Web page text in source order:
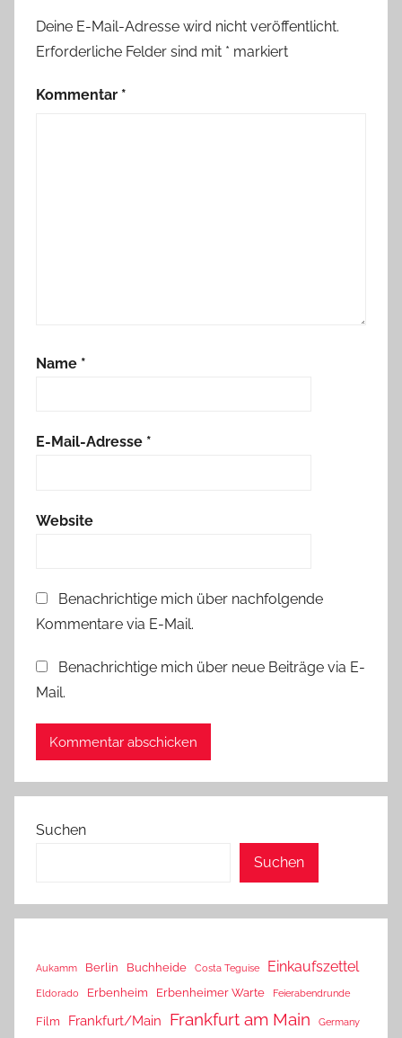
Deine E-Mail-Adresse wird nicht veröffentlicht.
Erforderliche Felder sind mit * markiert
Kommentar *
Name *
E-Mail-Adresse *
Website
Benachrichtige mich über nachfolgende
Kommentare via E-Mail.
Benachrichtige mich über neue Beiträge via E-
Mail.
Suchen
Suchen
Aukamm Berlin Buchheide Costa Teguise Einkaufszettel
Eldorado Erbenheim Erbenheimer Warte Feierabendrunde
Film Frankfurt/Main Frankfurt am Main Germany